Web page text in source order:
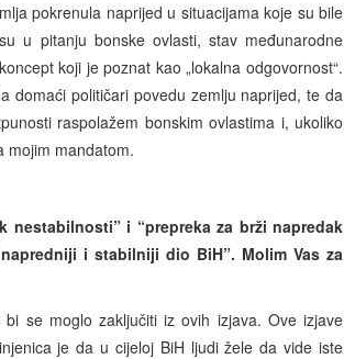
pokrenula naprijed u situacijama koje su bile
u pitanju bonske ovlasti, stav međunarodne
koji je poznat kao „lokalna odgovornost“.
domaći političari povedu zemlju naprijed, te da
raspolažem bonskim ovlastima i, ukoliko
mojim mandatom.
nestabilnosti” i “prepreka za brži napredak
i stabilniji dio BiH”. Molim Vas za
se moglo zaključiti iz ovih izjava. Ove izjave
je da u cijeloj BiH ljudi žele da vide iste